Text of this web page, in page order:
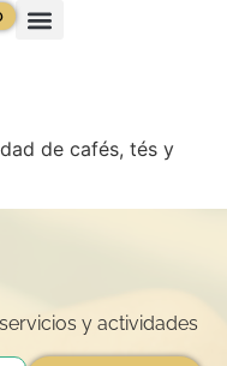
de cafés, tés y
y actividades